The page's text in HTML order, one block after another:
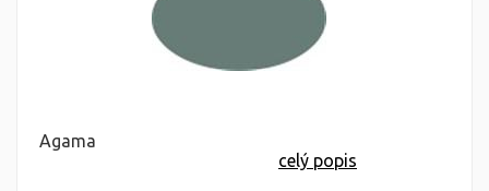
Agama
celý popis